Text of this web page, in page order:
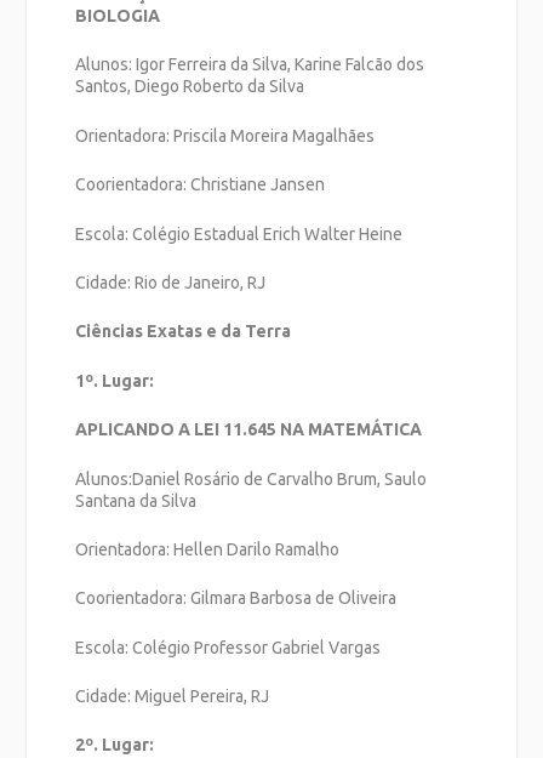
BIOLOGIA
Alunos: Igor Ferreira da Silva, Karine Falcão dos
Santos, Diego Roberto da Silva
Orientadora: Priscila Moreira Magalhães
Coorientadora: Christiane Jansen
Escola: Colégio Estadual Erich Walter Heine
Cidade: Rio de Janeiro, RJ
Ciências Exatas e da Terra
1º. Lugar:
APLICANDO A LEI 11.645 NA MATEMÁTICA
Alunos:Daniel Rosário de Carvalho Brum, Saulo
Santana da Silva
Orientadora: Hellen Darilo Ramalho
Coorientadora: Gilmara Barbosa de Oliveira
Escola: Colégio Professor Gabriel Vargas
Cidade: Miguel Pereira, RJ
2º. Lugar: